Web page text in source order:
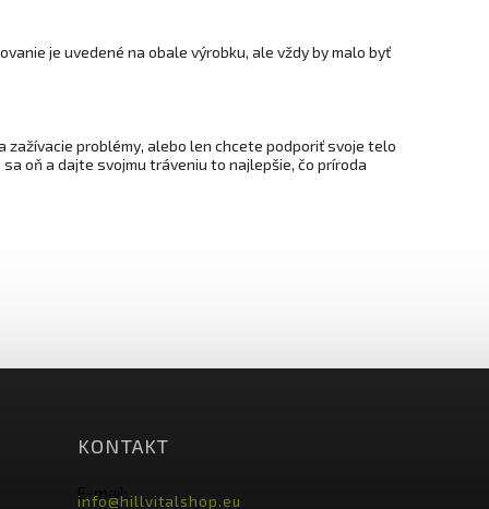
je uvedené na obale výrobku, ale vždy by malo byť
zažívacie problémy, alebo len chcete podporiť svoje telo
oň a dajte svojmu tráveniu to najlepšie, čo príroda
KONTAKT
E-mail:
info@hillvitalshop.eu